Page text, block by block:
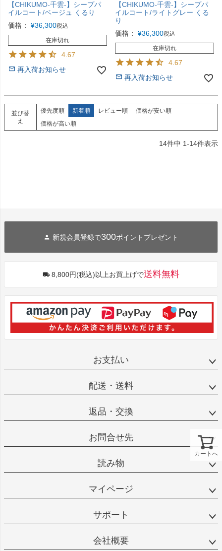
【CHIKUMO-千雲-】シープパ
イルコート/ベージュ くるり
価格：
¥36,300税込
在庫切れ
4.67
再入荷お知らせ
【CHIKUMO-千雲-】シープパ
イルコート/ライトグレー くる
り
価格：
¥36,300税込
在庫切れ
4.67
再入荷お知らせ
並び替
え
優先度順 新着順 レビュー順
価格が安い順
価格が高い順
14件中 1-14件表示
カートへ
新規会員登録で300ポイントプレゼント
8,800円(税込)以上お買上げで送料無料
お支払い
配送・送料
返品・交換
お問合せ先
読み物
マイページ
サポート
会社概要